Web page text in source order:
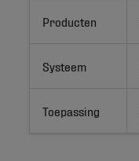
Producten
Systeem
Toepassing